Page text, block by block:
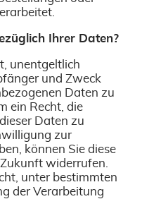
Ihrer Daten?
unentgeltlich
und Zweck
Daten zu
ein Recht, die
Daten zu
zur
können Sie diese
widerrufen.
unter bestimmten
der Verarbeitung